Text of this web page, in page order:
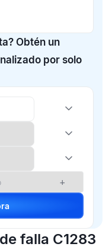
Obtén un
por solo
+
falla C1283